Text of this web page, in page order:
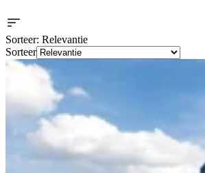
Sorteer: Relevantie
Sorteer